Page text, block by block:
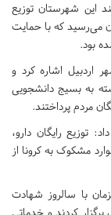
این شهرستان توزیع
بسته‌ها به ۷ میلیون تومان می‌رسید که با حمایت
بود.
اردبیل اشاره کرد و
به بسیج دانشجویی
مردم پرداختند.
توزیع رایگان دارو،
مشکوک به کرونا از
با سالروز شهادت